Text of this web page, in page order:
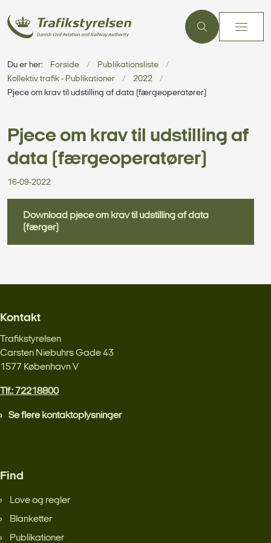
Du er her: Forside
Publikationsliste
Kollektiv trafik - Publikationer
2022
Pjece om krav til udstilling af data (færgeoperatører)
Pjece om krav til udstilling af
data (færgeoperatører)
16-09-2022
Download pjece om krav til udstilling af data
(færger)
Kontakt
Trafikstyrelsen
Carsten Niebuhrs Gade 43
1577 København V
Tlf.: 72218800
Se flere kontaktoplysninger
Find
Love og regler
Blanketter
Publikationer